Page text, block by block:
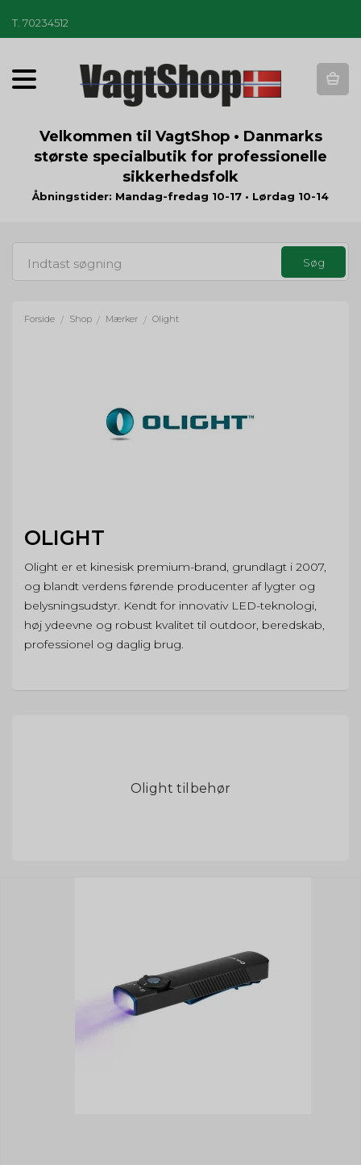
T 70234512
T
o
g
a
t
o
Velkommen til VagtShop • Danmarks
største specialbutik for professionelle
sikkerhedsfolk
Åbningstider: Mandag-fredag 10-17 • Lørdag 10-14
Forside / Shop / Mærker / Olight
OLIGHT
Olight er et kinesisk premium-brand, grundlagt i 2007,
og blandt verdens førende producenter af lygter og
belysningsudstyr. Kendt for innovativ LED-teknologi,
høj ydeevne og robust kvalitet til outdoor, beredskab,
professionel og daglig brug.
Olight tilbehør